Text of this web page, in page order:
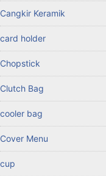
Cangkir Keramik
card holder
Chopstick
Clutch Bag
cooler bag
Cover Menu
cup